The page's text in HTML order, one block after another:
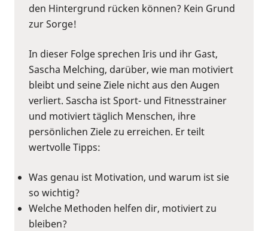
den Hintergrund rücken können? Kein Grund
zur Sorge!
In dieser Folge sprechen Iris und ihr Gast,
Sascha Melching, darüber, wie man motiviert
bleibt und seine Ziele nicht aus den Augen
verliert. Sascha ist Sport- und Fitnesstrainer
und motiviert täglich Menschen, ihre
persönlichen Ziele zu erreichen. Er teilt
wertvolle Tipps:
Was genau ist Motivation, und warum ist sie
so wichtig?
Welche Methoden helfen dir, motiviert zu
bleiben?